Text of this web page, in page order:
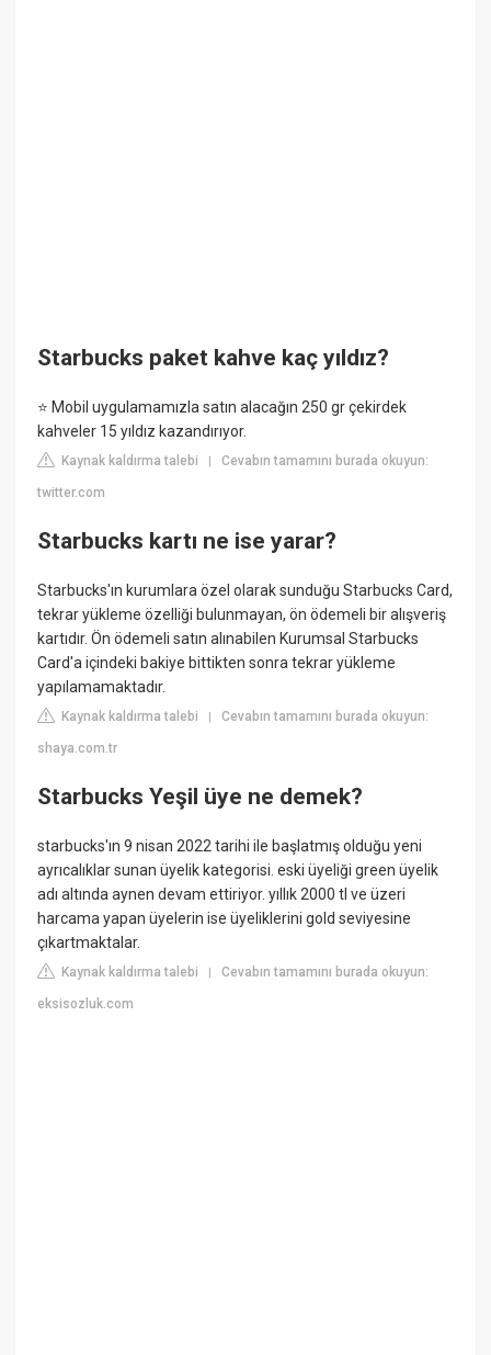
Starbucks paket kahve kaç yıldız?
⭐ Mobil uygulamamızla satın alacağın 250 gr çekirdek
kahveler 15 yıldız kazandırıyor.
Kaynak kaldırma talebi |Cevabın tamamını burada okuyun:
twitter.com
Starbucks kartı ne ise yarar?
Starbucks'ın kurumlara özel olarak sunduğu Starbucks Card,
tekrar yükleme özelliği bulunmayan, ön ödemeli bir alışveriş
kartıdır. Ön ödemeli satın alınabilen Kurumsal Starbucks
Card'a içindeki bakiye bittikten sonra tekrar yükleme
yapılamamaktadır.
Kaynak kaldırma talebi |Cevabın tamamını burada okuyun:
shaya.com.tr
Starbucks Yeşil üye ne demek?
starbucks'ın 9 nisan 2022 tarihi ile başlatmış olduğu yeni
ayrıcalıklar sunan üyelik kategorisi. eski üyeliği green üyelik
adı altında aynen devam ettiriyor. yıllık 2000 tl ve üzeri
harcama yapan üyelerin ise üyeliklerini gold seviyesine
çıkartmaktalar.
Kaynak kaldırma talebi |Cevabın tamamını burada okuyun:
eksisozluk.com